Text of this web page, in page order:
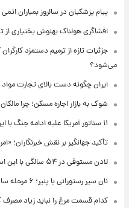
پیام پزشکیان در سالروز بمباران اتمی
افشاگری هولناک بهنوش بختیاری
جزئیات تازه از ترمیم دستمزد
می‌شود؟
ایران چگونه دست بالای تجارت
شوک به بازار اجاره مسکن؛ چرا
۱۱ سناتور آمریکا علیه ادامه جنگ با ایران وارد عمل شدند
تأکید جهانگیر بر نقش خبرنگاران؛
لادن مستوفی در ۵۴ سالگی با این استایل متفاوت دیده شد!
نان سیر رستورانی با پنیر؛ ۶ مرحله ساده برای یک نان پف‌دار و کش‌دار
کدام قسمت مرغ را نباید زیاد مصرف